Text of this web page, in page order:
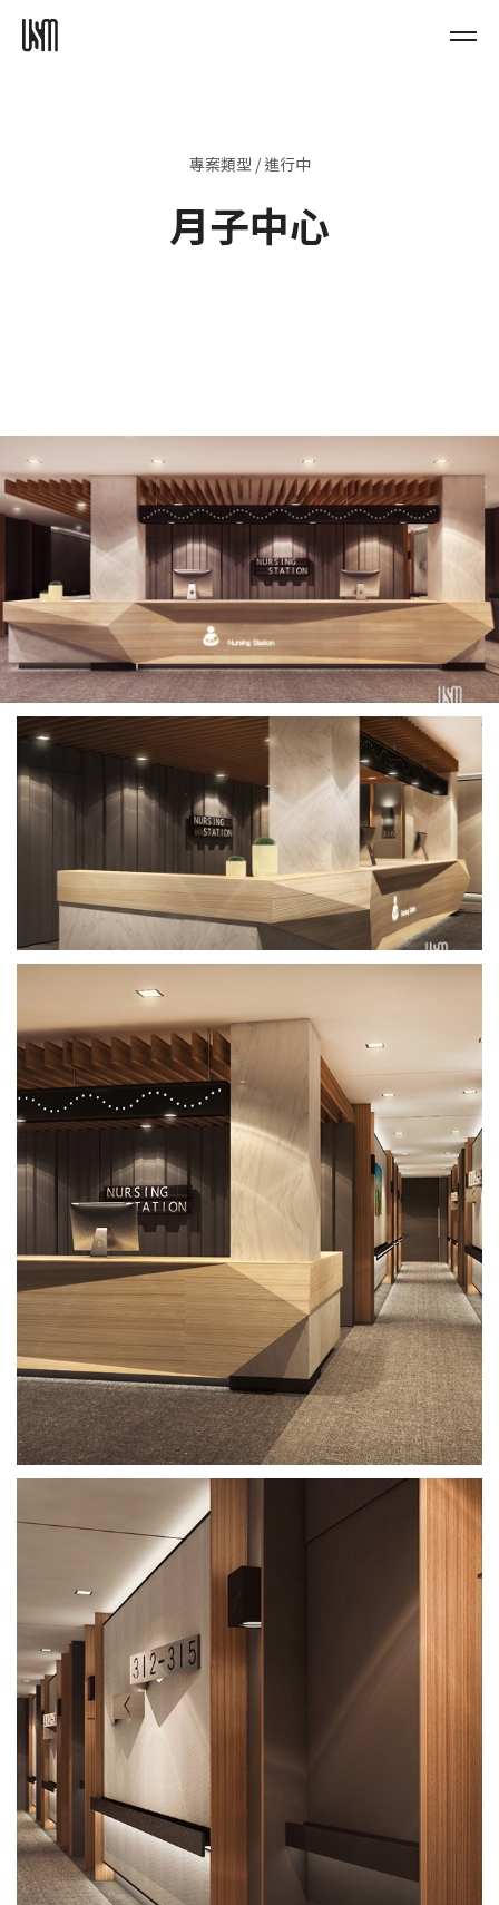
專案類型 / 進行中
月子中心